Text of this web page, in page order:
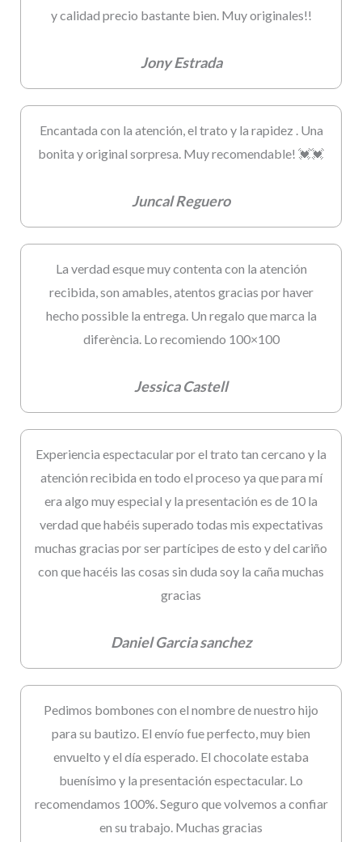
y calidad precio bastante bien. Muy originales!!
Jony Estrada
Encantada con la atención, el trato y la rapidez . Una
bonita y original sorpresa. Muy recomendable! 💓💓
Juncal Reguero
La verdad esque muy contenta con la atención
recibida, son amables, atentos gracias por haver
hecho possible la entrega. Un regalo que marca la
diferència. Lo recomiendo 100×100
Jessica Castell
Experiencia espectacular por el trato tan cercano y la
atención recibida en todo el proceso ya que para mí
era algo muy especial y la presentación es de 10 la
verdad que habéis superado todas mis expectativas
muchas gracias por ser partícipes de esto y del cariño
con que hacéis las cosas sin duda soy la caña muchas
gracias
Daniel Garcia sanchez
Pedimos bombones con el nombre de nuestro hijo
para su bautizo. El envío fue perfecto, muy bien
envuelto y el día esperado. El chocolate estaba
buenísimo y la presentación espectacular. Lo
recomendamos 100%. Seguro que volvemos a confiar
en su trabajo. Muchas gracias